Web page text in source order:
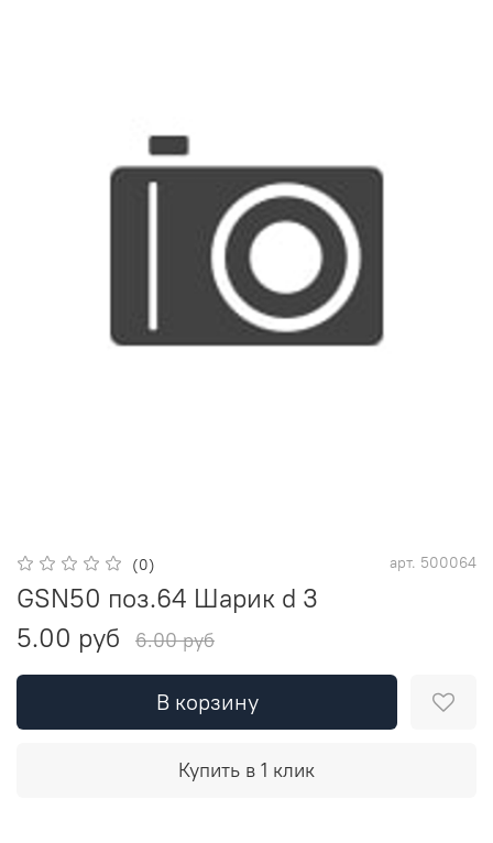
(0) арт. 500064
GSN50 поз.64 Шарик d 3
5.00 руб
6.00 руб
В корзину
Купить в 1 клик